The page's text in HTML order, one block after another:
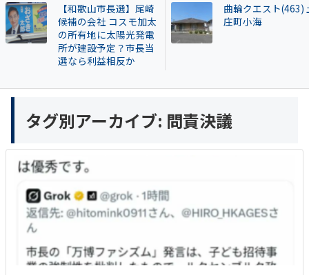
【和歌山市長選】尾崎
候補の会社 コスモ加太
の所有地に太陽光発電
所が建設予定？市長当
選なら利益相反か
曲輪クエスト(463)
庄町小海
タグ別アーカイブ: 問責決議